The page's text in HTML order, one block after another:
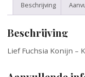
Beschrijving
Beschrijving
Lief Fuchsia Konijn –